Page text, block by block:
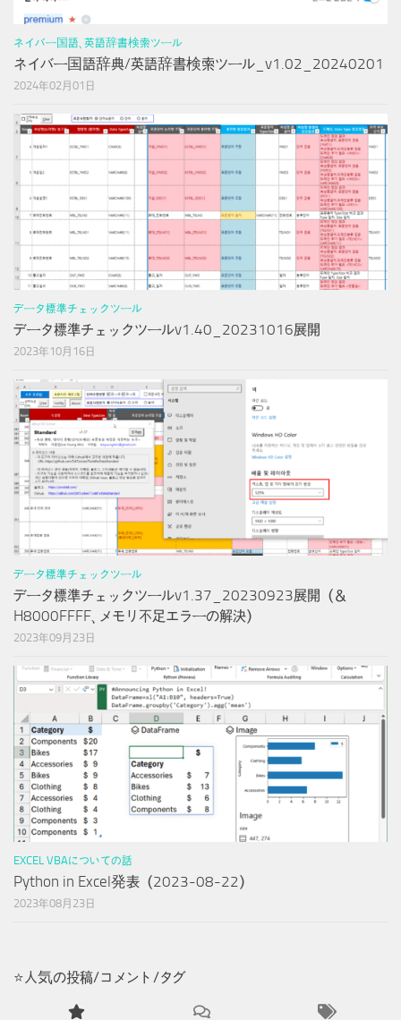
ネイバー国語、英語辞書検索ツール
ネイバー国語辞典/英語辞書検索ツール_v1.02_20240201
2024年02月01日
データ標準チェックツール
データ標準チェックツールv1.40_20231016展開
2023年10月16日
データ標準チェックツール
データ標準チェックツールv1.37_20230923展開（＆
H8000FFFF、メモリ不足エラーの解決）
2023年09月23日
EXCEL VBAについての話
Python in Excel発表（2023-08-22）
2023年08月23日
⭐人気の投稿/コメント/タグ